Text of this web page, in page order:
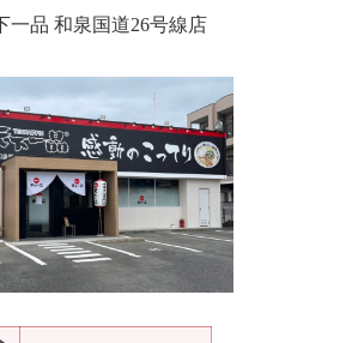
一品 和泉国道26号線店